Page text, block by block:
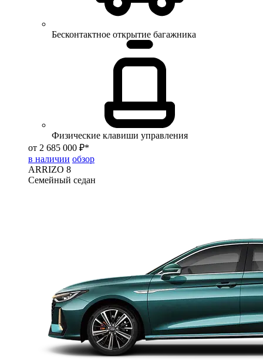
Бесконтактное открытие багажника
Физические клавиши управления
от 2 685 000 ₽*
в наличии обзор
ARRIZO 8
Семейный седан